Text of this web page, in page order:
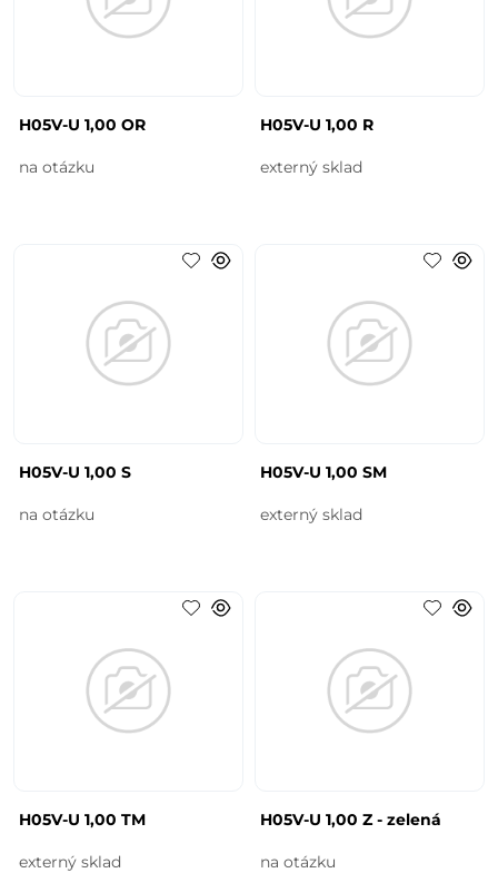
H05V-U 1,00 OR
na otázku
H05V-U 1,00 R
externý sklad
H05V-U 1,00 S
na otázku
H05V-U 1,00 SM
externý sklad
H05V-U 1,00 TM
externý sklad
H05V-U 1,00 Z - zelená
na otázku